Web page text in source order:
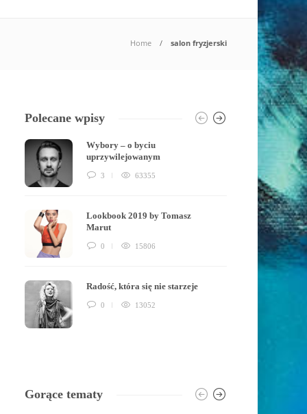
Home salon fryzjerski
Polecane wpisy
Wybory – o byciu
uprzywilejowanym
3 63355
Lookbook 2019 by Tomasz
Marut
0 15806
Radość, która się nie starzeje
0 13052
Gorące tematy